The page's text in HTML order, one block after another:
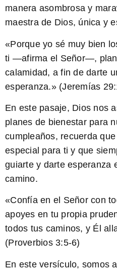
manera asombrosa y
maestra de Dios, única y
«Porque yo sé muy bien
ti —afirma el Señor—,
calamidad, a fin de darte
esperanza.» (Jeremías
En este pasaje, Dios nos
planes de bienestar para
cumpleaños, recuerda
especial para ti y que
guiarte y darte esperanza
camino.
«Confía en el Señor con
apoyes en tu propia
todos tus caminos, y Él
(Proverbios 3:5-6)
En este versículo, somos